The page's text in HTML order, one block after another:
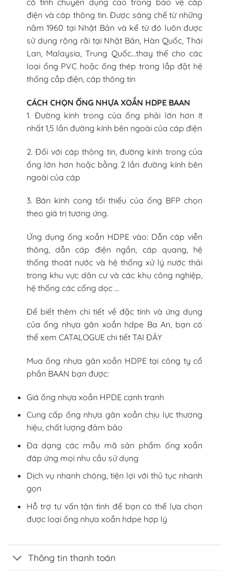
có tính chuyên dụng cao trong bảo vệ cáp
điện và cáp thông tin. Được sáng chế từ những
năm 1960 tại Nhật Bản và kể từ đó luôn được
sử dụng rộng rãi tại Nhật Bản, Hàn Quốc, Thái
Lan, Malaysia, Trung Quốc…thay thế cho các
loại ống PVC hoặc ống thép trong lắp đặt hệ
thống cắp điện, cáp thông tin
CÁCH CHỌN ỐNG NHỰA XOẮN HDPE BAAN
1. Đường kính trong của ống phải lớn hơn ít
nhất 1,5 lần đường kính bên ngoài của cáp điện
2. Đối với cáp thông tin, đường kính trong của
ống lớn hơn hoặc bằng 2 lần đường kính bên
ngoài của cáp
3. Bán kính cong tối thiểu của ống BFP chọn
theo giá trị tương ứng.
Ứng dụng ống xoắn HDPE vào: Dẫn cáp viễn
thông, dẫn cáp điện ngần, cáp quang, hệ
thống thoát nước và hệ thống xử lý nước thải
trong khu vực dân cư và các khu công nghiệp,
hệ thống các cống dọc …
Để biết thêm chi tiết về đặc tính và ứng dụng
của ống nhựa gân xoắn hdpe Ba An, bạn có
thể xem CATALOGUE chi tiết TẠI ĐÂY
Mua ống nhựa gân xoắn HDPE tại công ty cổ
phần BAAN bạn được:
Giá ống nhựa xoắn HPDE cạnh tranh
Cung cấp ống nhựa gân xoắn chịu lực thương
hiệu, chất lượng đảm bảo
Đa dạng các mẫu mã sản phẩm ống xoắn
đáp ứng mọi nhu cầu sử dụng
Dịch vụ nhanh chóng, tiện lợi với thủ tục nhanh
gọn
Hỗ trợ tư vấn tận tình để bạn có thể lựa chọn
được loại ống nhựa xoắn hdpe hợp lý
Thông tin thanh toán